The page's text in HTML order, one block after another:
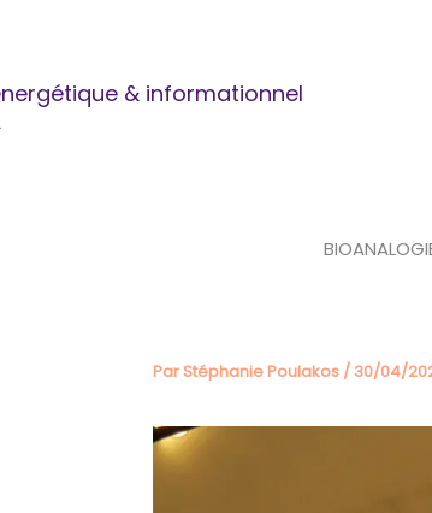
& informationnel
ParStéphanie Poulakos / 30/04/